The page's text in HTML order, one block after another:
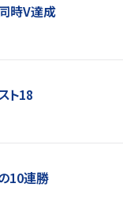
時V達成
ト18
10連勝